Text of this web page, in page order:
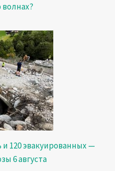
120 эвакуированных —
6 августа